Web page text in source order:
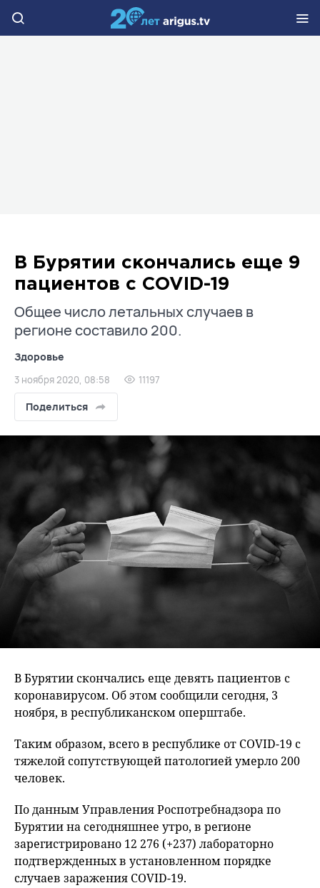
В Бурятии скончались еще 9
пациентов с COVID-19
Общее число летальных случаев в
регионе составило 200.
Здоровье
3 ноября 2020, 08:58 11197
Поделиться
В Бурятии скончались еще девять пациентов с
коронавирусом. Об этом сообщили сегодня, 3
ноября, в республиканском оперштабе.
Таким образом, всего в республике от COVID-19 с
тяжелой сопутствующей патологией умерло 200
человек.
По данным Управления Роспотребнадзора по
Бурятии на сегодняшнее утро, в регионе
зарегистрировано 12 276 (+237) лабораторно
подтвержденных в установленном порядке
случаев заражения COVID-19.